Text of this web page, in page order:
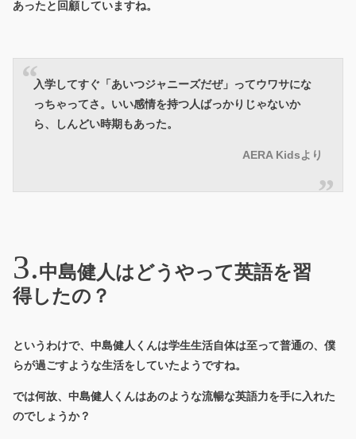
あったと回顧していますね。
入学してすぐ「あいつジャニーズだぜ」ってウワサにな
っちゃってさ。いい感情を持つ人ばっかりじゃないか
ら、しんどい時期もあった。
AERA Kidsより
中島健人はどうやって英語を習
得したの？
というわけで、中島健人くんは学生生活自体は至って普通の、僕
らが過ごすような生活をしていたようですね。
では何故、中島健人くんはあのような流暢な英語力を手に入れた
のでしょうか？